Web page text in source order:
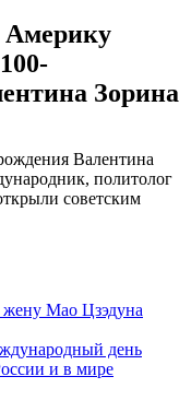
Зорина
Валентина
политолог
советским
жену Мао Цзэдуна
день
и в мире